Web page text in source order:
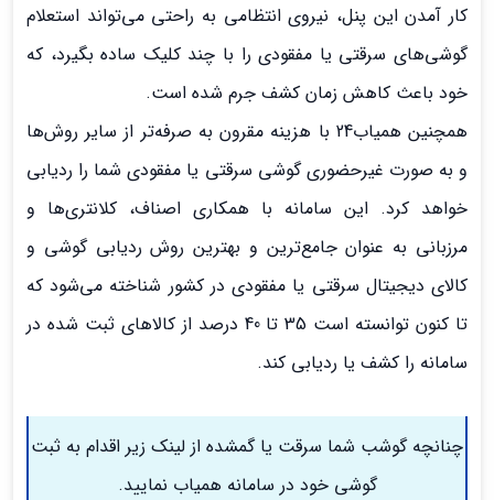
کار آمدن این پنل، نیروی انتظامی به راحتی می‌تواند استعلام
گوشی‌های سرقتی یا مفقودی را با چند کلیک ساده بگیرد، که
خود باعث کاهش زمان کشف جرم شده است.
همچنین همیاب24 با هزینه مقرون به صرفه‌تر از سایر روش‌ها
و به صورت غیرحضوری گوشی سرقتی یا مفقودی شما را ردیابی
خواهد کرد. این سامانه با همکاری اصناف، کلانتری‌ها و
مرزبانی به عنوان جامع‌ترین و بهترین روش ردیابی گوشی و
کالای دیجیتال سرقتی یا مفقودی در کشور شناخته می‌شود که
تا کنون توانسته است 35 تا 40 درصد از کالاهای ثبت شده در
سامانه را کشف یا ردیابی کند.
چنانچه گوشب شما سرقت یا گمشده از لینک زیر اقدام به ثبت
گوشی خود در سامانه همیاب نمایید.